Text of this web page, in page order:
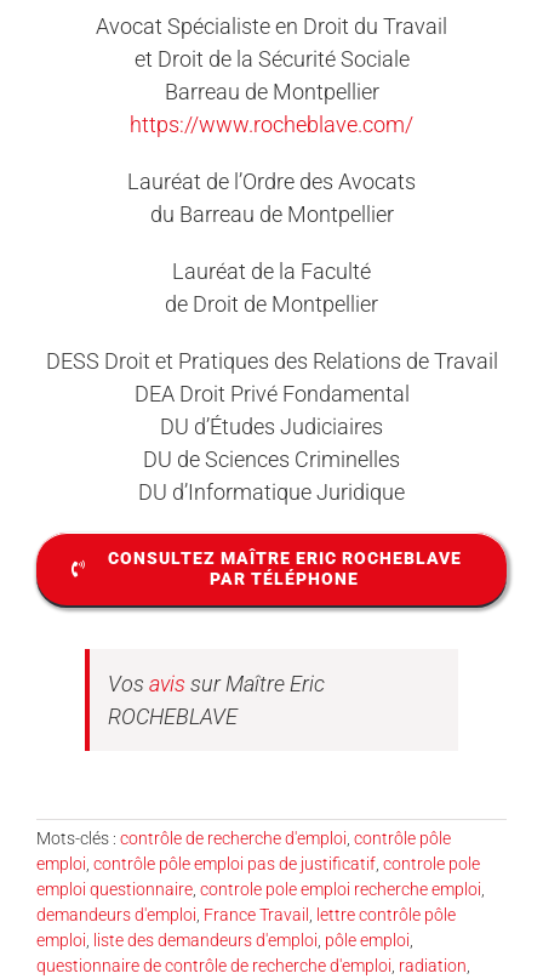
Avocat Spécialiste en Droit du Travail
et Droit de la Sécurité Sociale
Barreau de Montpellier
https://www.rocheblave.com/
Lauréat de l’Ordre des Avocats
du Barreau de Montpellier
Lauréat de la Faculté
de Droit de Montpellier
DESS Droit et Pratiques des Relations de Travail
DEA Droit Privé Fondamental
DU d’Études Judiciaires
DU de Sciences Criminelles
DU d’Informatique Juridique
CONSULTEZ MAÎTRE ERIC ROCHEBLAVE
PAR TÉLÉPHONE
Vos avis sur Maître Eric
ROCHEBLAVE
Mots-clés : contrôle de recherche d'emploi contrôle pôle
emploi contrôle pôle emploi pas de justificatif controle pole
emploi questionnaire controle pole emploi recherche emploi
demandeurs d'emploi France Travail
lettre contrôle pôle
emploi
liste des demandeurs d'emploi pôle emploi
questionnaire de contrôle de recherche d'emploi radiation